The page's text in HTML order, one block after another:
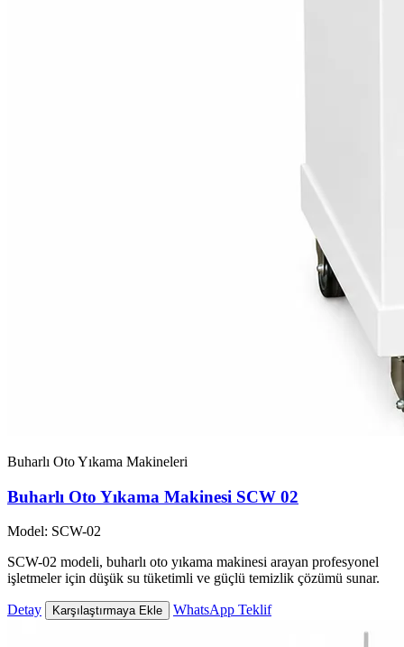
Buharlı Oto Yıkama Makineleri
Buharlı Oto Yıkama Makinesi SCW 02
Model: SCW-02
SCW-02 modeli, buharlı oto yıkama makinesi arayan profesyonel
işletmeler için düşük su tüketimli ve güçlü temizlik çözümü sunar.
Detay Karşılaştırmaya Ekle WhatsApp Teklif